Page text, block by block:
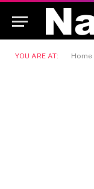
YOU ARE AT: Home